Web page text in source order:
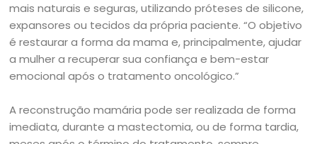
mais naturais e seguras, utilizando próteses de silicone,
expansores ou tecidos da própria paciente. “O objetivo
é restaurar a forma da mama e, principalmente, ajudar
a mulher a recuperar sua confiança e bem-estar
emocional após o tratamento oncológico.”
A reconstrução mamária pode ser realizada de forma
imediata, durante a mastectomia, ou de forma tardia,